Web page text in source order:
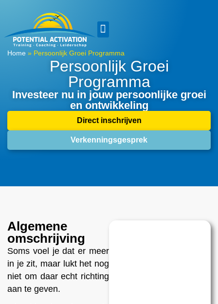
Home » Persoonlijk Groei Programma
Persoonlijk Groei
Programma
Investeer nu in jouw persoonlijke groei
en ontwikkeling
Direct inschrijven
Verkenningsgesprek
Algemene
omschrijving
Soms voel je dat er meer
in je zit, maar lukt het nog
niet om daar echt richting
aan te geven.